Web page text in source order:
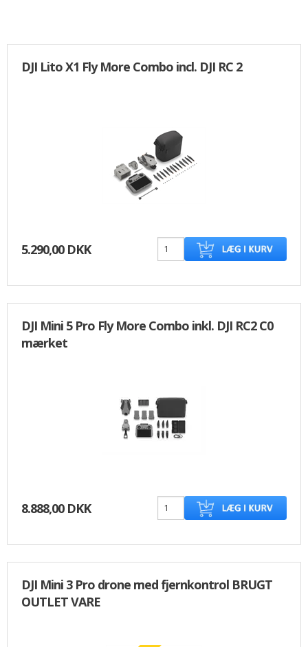
DJI Lito X1 Fly More Combo incl. DJI RC 2
5.290,00 DKK
DJI Mini 5 Pro Fly More Combo inkl. DJI RC2 C0
mærket
8.888,00 DKK
DJI Mini 3 Pro drone med fjernkontrol BRUGT
OUTLET VARE